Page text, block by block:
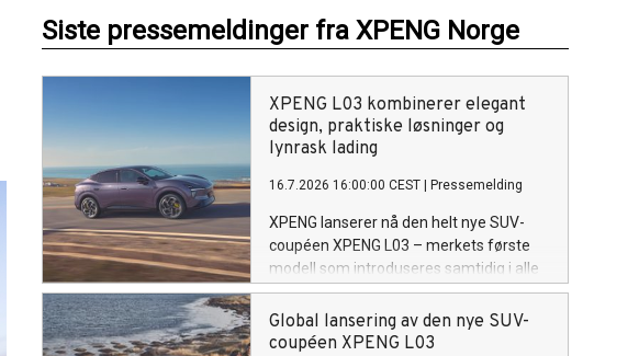
Siste pressemeldinger fra XPENG Norge
XPENG L03 kombinerer elegant
design, praktiske løsninger og
lynrask lading
16.7.2026 16:00:00 CEST Pressemelding
XPENG lanserer nå den helt nye SUV-
coupéen XPENG L03 – merkets første
modell som introduseres samtidig i alle
selskapets 65 markeder. Med priser fra
286 000 kroner, ladehastighet på opptil
236 kW, hengervekt på 1.500 kilo og en
Global lansering av den nye SUV-
coupéen XPENG L03